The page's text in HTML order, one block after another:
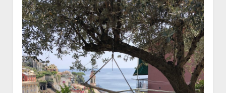
Kunst
Geschichte
open
dropdown
menu
Geschichte der Stadt Berlin
Impressum